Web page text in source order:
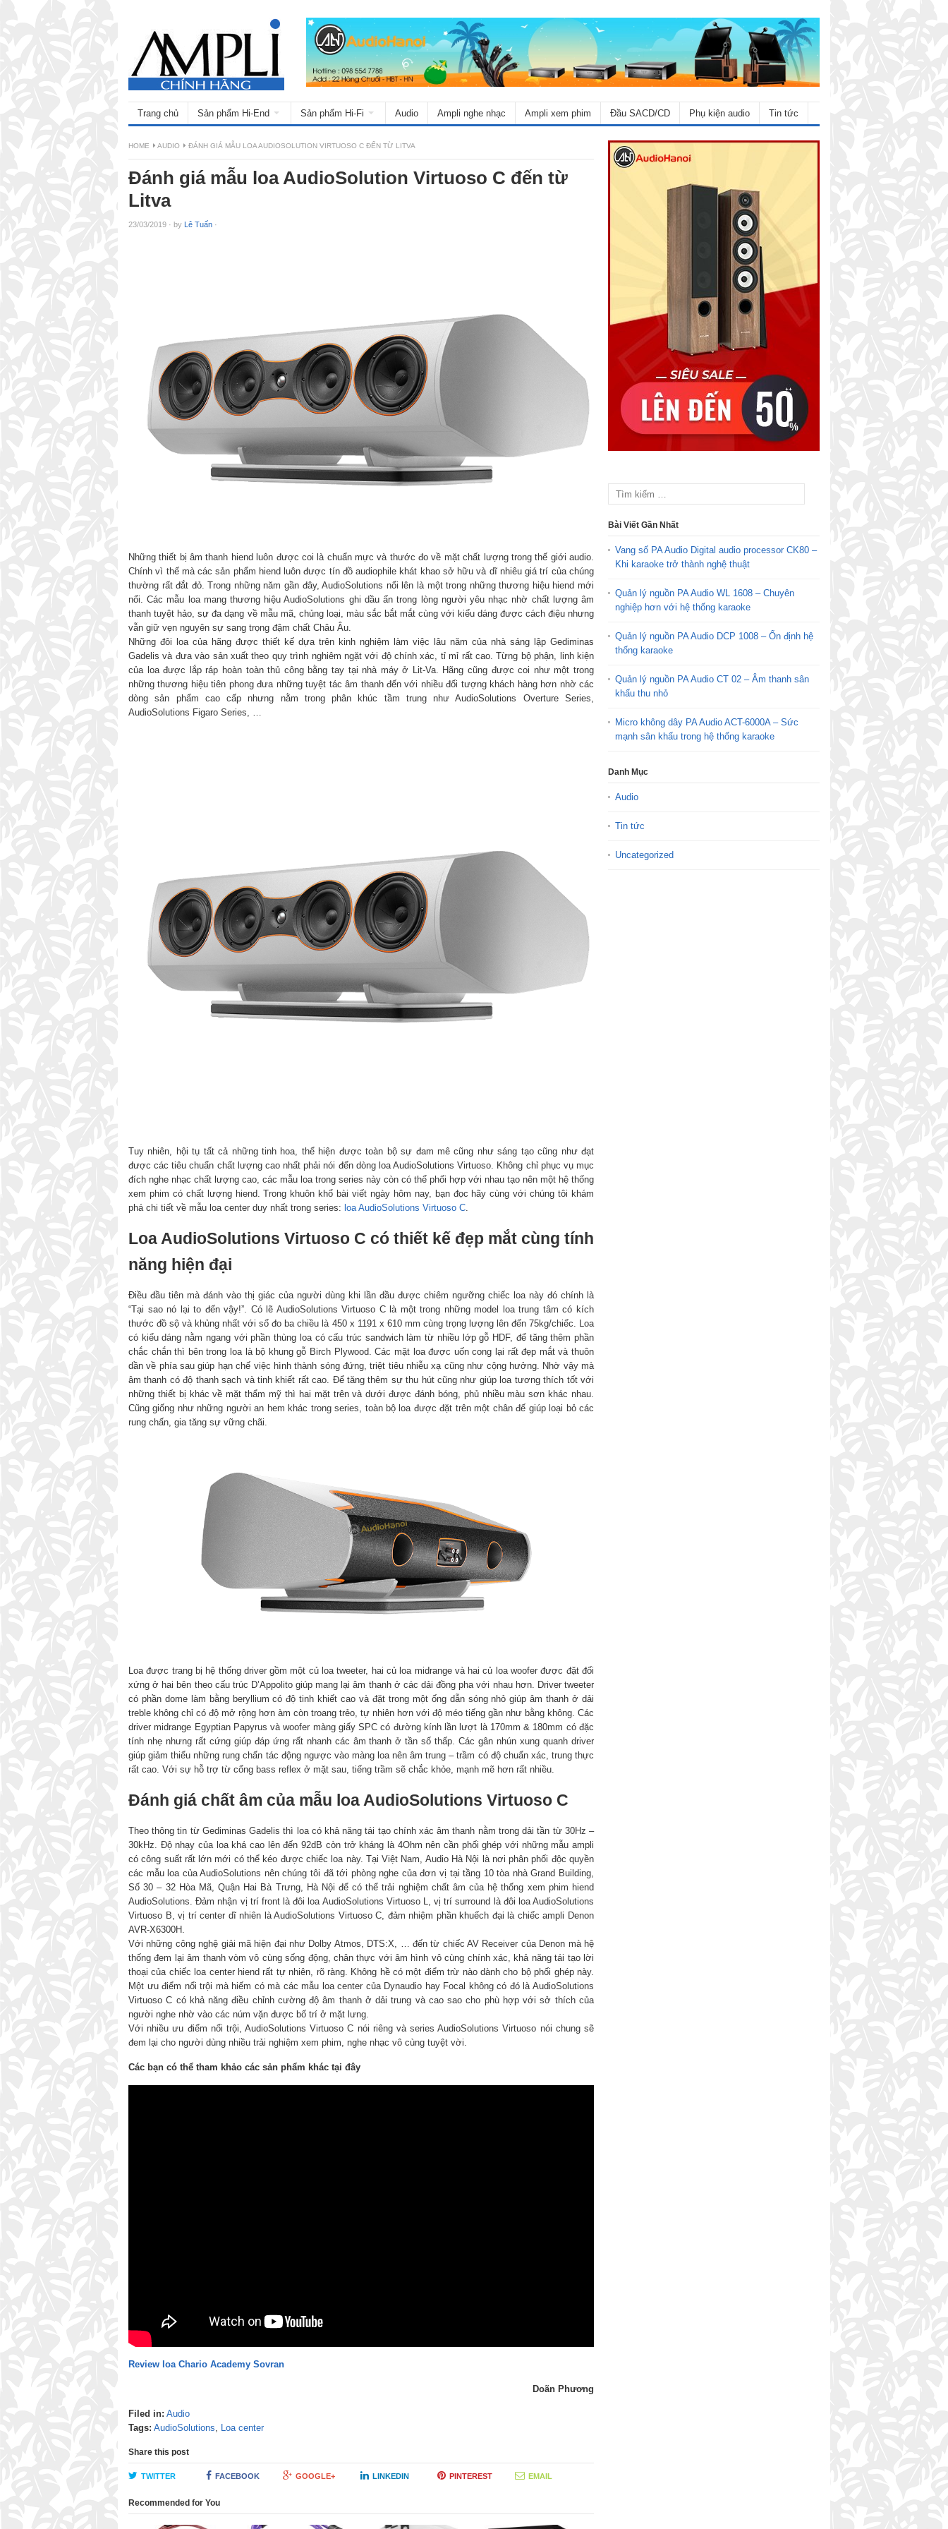
Trang chủ Sản phẩm Hi-End Sản phẩm Hi-Fi Audio Ampli nghe nhạc Ampli xem phim Đầu SACD/CD Phụ kiện audio Tin tức
HOME AUDIO ĐÁNH GIÁ MẪU LOA AUDIOSOLUTION VIRTUOSO C ĐẾN TỪ LITVA
Đánh giá mẫu loa AudioSolution Virtuoso C đến từ
Litva
23/03/2019 · by Lê Tuấn ·
Những thiết bị âm thanh hiend luôn được coi là chuẩn mực và thước đo về mặt chất lượng trong thế giới audio.
Chính vì thế mà các sản phẩm hiend luôn được tín đồ audiophile khát khao sở hữu và dĩ nhiêu giá trí của chúng
thường rất đắt đỏ. Trong những năm gần đây, AudioSolutions nổi lên là một trong những thương hiệu hiend mới
nổi. Các mẫu loa mang thương hiệu AudioSolutions ghi dầu ấn trong lòng người yêu nhạc nhờ chất lượng âm
thanh tuyệt hảo, sự đa dạng về mẫu mã, chủng loại, màu sắc bắt mắt cùng với kiểu dáng được cách điệu nhưng
vẫn giữ vẹn nguyên sự sang trọng đậm chất Châu Âu.
Những đôi loa của hãng được thiết kế dựa trên kinh nghiệm làm việc lâu năm của nhà sáng lập Gediminas
Gadelis và đưa vào sản xuất theo quy trình nghiêm ngặt với độ chính xác, tỉ mỉ rất cao. Từng bộ phận, linh kiện
của loa được lắp ráp hoàn toàn thủ công bằng tay tại nhà máy ở Lit-Va. Hãng cũng được coi như một trong
những thương hiệu tiên phong đưa những tuyệt tác âm thanh đến với nhiều đối tượng khách hàng hơn nhờ các
dòng sản phẩm cao cấp nhưng nằm trong phân khúc tầm trung như AudioSolutions Overture Series,
AudioSolutions Figaro Series, …
Tuy nhiên, hội tụ tất cả những tinh hoa, thể hiện được toàn bộ sự đam mê cũng như sáng tạo cũng như đạt
được các tiêu chuẩn chất lượng cao nhất phải nói đến dòng loa AudioSolutions Virtuoso. Không chỉ phục vụ mục
đích nghe nhạc chất lượng cao, các mẫu loa trong series này còn có thể phối hợp với nhau tạo nên một hệ thống
xem phim có chất lượng hiend. Trong khuôn khổ bài viết ngày hôm nay, bạn đọc hãy cùng với chúng tôi khám
phá chi tiết về mẫu loa center duy nhất trong series: loa AudioSolutions Virtuoso C
Loa AudioSolutions Virtuoso C có thiết kế đẹp mắt cùng tính
năng hiện đại
Điều đầu tiên mà đánh vào thị giác của người dùng khi lần đầu được chiêm ngưỡng chiếc loa này đó chính là
“Tại sao nó lại to đến vậy!”. Có lẽ AudioSolutions Virtuoso C là một trong những model loa trung tâm có kích
thước đồ sộ và khủng nhất với số đo ba chiều là 450 x 1191 x 610 mm cùng trọng lượng lên đến 75kg/chiếc. Loa
có kiểu dáng nằm ngang với phần thùng loa có cấu trúc sandwich làm từ nhiều lớp gỗ HDF, để tăng thêm phần
chắc chắn thì bên trong loa là bộ khung gỗ Birch Plywood. Các mặt loa được uốn cong lại rất đẹp mắt và thuôn
dần về phía sau giúp hạn chế việc hình thành sóng đứng, triệt tiêu nhiễu xạ cũng như cộng hưởng. Nhờ vậy mà
âm thanh có độ thanh sạch và tinh khiết rất cao. Để tăng thêm sự thu hút cũng như giúp loa tương thích tốt với
những thiết bị khác về mặt thẩm mỹ thì hai mặt trên và dưới được đánh bóng, phủ nhiều màu sơn khác nhau.
Cũng giống như những người an hem khác trong series, toàn bộ loa được đặt trên một chân đế giúp loại bỏ các
rung chấn, gia tăng sự vững chãi.
Loa được trang bị hệ thống driver gồm một củ loa tweeter, hai củ loa midrange và hai củ loa woofer được đặt đối
xứng ở hai bên theo cấu trúc D’Appolito giúp mang lại âm thanh ở các dải đồng pha với nhau hơn. Driver tweeter
có phần dome làm bằng beryllium có độ tinh khiết cao và đặt trong một ống dẫn sóng nhỏ giúp âm thanh ở dải
treble không chỉ có độ mở rộng hơn àm còn troang trẻo, tự nhiên hơn với độ méo tiếng gần như bằng không. Các
driver midrange Egyptian Papyrus và woofer màng giấy SPC có đường kính lần lượt là 170mm & 180mm có đặc
tính nhẹ nhưng rất cứng giúp đáp ứng rất nhanh các âm thanh ở tần số thấp. Các gân nhún xung quanh driver
giúp giảm thiểu những rung chấn tác động ngược vào màng loa nên âm trung – trầm có độ chuẩn xác, trung thực
rất cao. Với sự hỗ trợ từ cổng bass reflex ở mặt sau, tiếng trầm sẽ chắc khỏe, mạnh mẽ hơn rất nhiều.
Đánh giá chất âm của mẫu loa AudioSolutions Virtuoso C
Theo thông tin từ Gediminas Gadelis thì loa có khả năng tái tạo chính xác âm thanh nằm trong dải tần từ 30Hz –
30kHz. Độ nhạy của loa khá cao lên đến 92dB còn trở kháng là 4Ohm nên cần phối ghép với những mẫu ampli
có công suất rất lớn mới có thể kéo được chiếc loa này. Tại Việt Nam, Audio Hà Nội là nơi phân phối độc quyền
các mẫu loa của AudioSolutions nên chúng tôi đã tới phòng nghe của đơn vị tại tầng 10 tòa nhà Grand Building,
Số 30 – 32 Hòa Mã, Quận Hai Bà Trưng, Hà Nội để có thể trải nghiệm chất âm của hệ thống xem phim hiend
AudioSolutions. Đảm nhận vị trí front là đôi loa AudioSolutions Virtuoso L, vị trí surround là đôi loa AudioSolutions
Virtuoso B, vị trí center dĩ nhiên là AudioSolutions Virtuoso C, đảm nhiệm phần khuếch đại là chiếc ampli Denon
AVR-X6300H.
Với những công nghệ giải mã hiện đại như Dolby Atmos, DTS:X, … đến từ chiếc AV Receiver của Denon mà hệ
thống đem lại âm thanh vòm vô cùng sống động, chân thực với âm hình vô cùng chính xác, khả năng tái tạo lời
thoại của chiếc loa center hiend rất tự nhiên, rõ ràng. Không hề có một điểm trừ nào dành cho bộ phối ghép này.
Một ưu điểm nổi trội mà hiếm có mà các mẫu loa center của Dynaudio hay Focal không có đó là AudioSolutions
Virtuoso C có khả năng điều chỉnh cường độ âm thanh ở dải trung và cao sao cho phù hợp với sở thích của
người nghe nhờ vào các núm vặn được bố trí ở mặt lưng.
Với nhiều ưu điểm nổi trội, AudioSolutions Virtuoso C nói riêng và series AudioSolutions Virtuoso nói chung sẽ
đem lại cho người dùng nhiều trải nghiệm xem phim, nghe nhạc vô cùng tuyệt vời.
Các bạn có thể tham khảo các sản phẩm khác tại đây
Review loa Chario Academy Sovran
Doãn Phương
Filed in: Audio
Tags: AudioSolutions Loa center
Share this post
TWITTER FACEBOOK GOOGLE+ LINKEDIN PINTEREST EMAIL
Recommended for You
Bài Viết Gần Nhất
Vang số PA Audio Digital audio processor CK80 –
Khi karaoke trở thành nghệ thuật
Quản lý nguồn PA Audio WL 1608 – Chuyên
nghiệp hơn với hệ thống karaoke
Quản lý nguồn PA Audio DCP 1008 – Ổn định hệ
thống karaoke
Quản lý nguồn PA Audio CT 02 – Âm thanh sân
khấu thu nhỏ
Micro không dây PA Audio ACT-6000A – Sức
mạnh sân khấu trong hệ thống karaoke
Danh Mục
Audio
Tin tức
Uncategorized